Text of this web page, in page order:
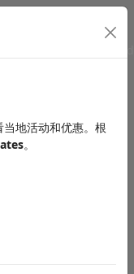
地活动和优惠。根
。